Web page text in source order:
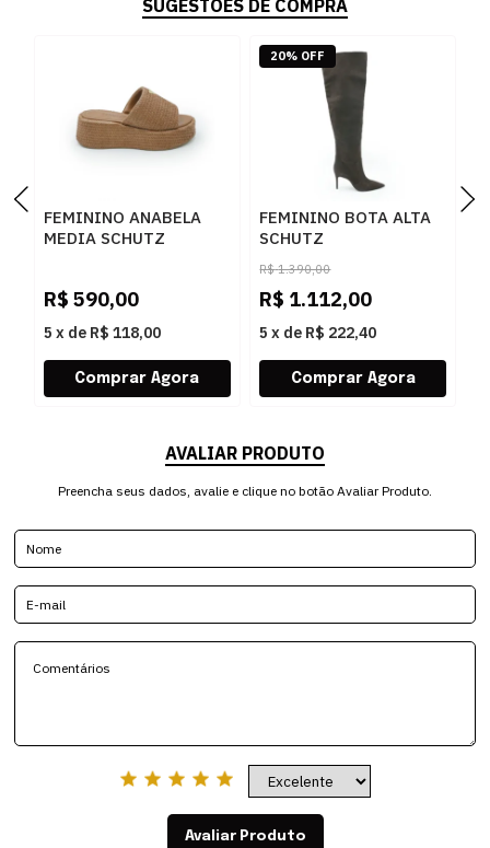
SUGESTÕES DE COMPRA
FEMININO ANABELA
MEDIA SCHUTZ
R$ 590,00
5 x de R$ 118,00
FEMININO BOTA ALTA
SCHUTZ
S2205900630003 DARK
BROWN
R$ 1.390,00
R$ 1.112,00
5 x de R$ 222,40
20% OFF
AVALIAR PRODUTO
Preencha seus dados, avalie e clique no botão Avaliar Produto.
Avaliar Produto